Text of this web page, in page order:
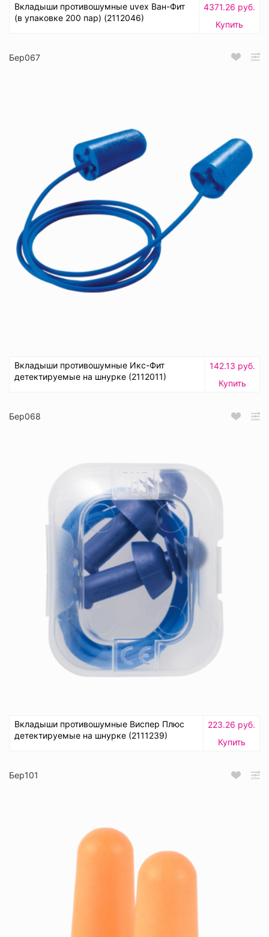
Вкладыши противошумные uvex Ван-Фит
(в упаковке 200 пар) (2112046)
4371.26 руб.
Купить
Бер067
Вкладыши противошумные Икс-Фит
детектируемые на шнурке (2112011)
142.13 руб.
Купить
Бер068
Вкладыши противошумные Виспер Плюс
детектируемые на шнурке (2111239)
223.26 руб.
Купить
Бер101